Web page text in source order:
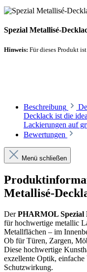
Spezial Metallisé-
Hinweis: Für dieses Produkt
Beschreibung
Decklack ist die
Lackierungen auf
Bewertungen
Menü schließen
Metallisé-
Der PHARMOL Spezial
für hochwertige metallic
Metallflächen – im
Ob für Türen, Zargen,
Diese hochwertige
exzellente Optik, einfache
Schutzwirkung.